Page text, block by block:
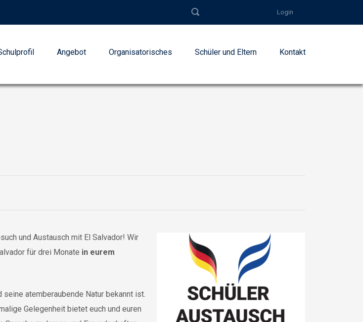
Login
Angebot Organisatorisches Schüler und Eltern Kontakt
und Austausch mit El Salvador! Wir
für drei Monate in eurem
atemberaubende Natur bekannt ist.
Gelegenheit bietet euch und euren